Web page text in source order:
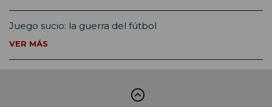
Juego sucio: la guerra del fútbol
VER MÁS